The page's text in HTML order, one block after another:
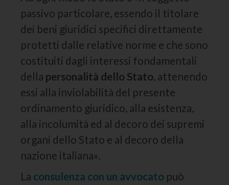
passivo particolare, essendo il titolare
dei beni giuridici specifici direttamente
protetti dalle relative norme e che sono
costituiti dagli interessi fondamentali
della personalità dello Stato, attenendo
essi alla inviolabilità del presente
ordinamento giuridico, alla esistenza,
alla incolumità ed al decoro dei supremi
organi dello Stato e al decoro della
nazione italiana».
La consulenza con un avvocato può